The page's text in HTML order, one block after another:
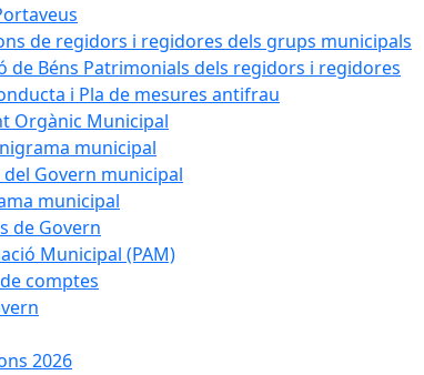
de regidors i regidores dels grups municipals
de Béns Patrimonials dels regidors i regidores
i Pla de mesures antifrau
Orgànic Municipal
municipal
Govern municipal
municipal
de Govern
Municipal (PAM)
comptes
2026